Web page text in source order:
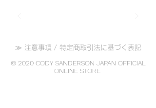
≫ 注意事項 / 特定商取引法に基づく表記
© 2020 CODY SANDERSON JAPAN OFFICIAL
ONLINE STORE